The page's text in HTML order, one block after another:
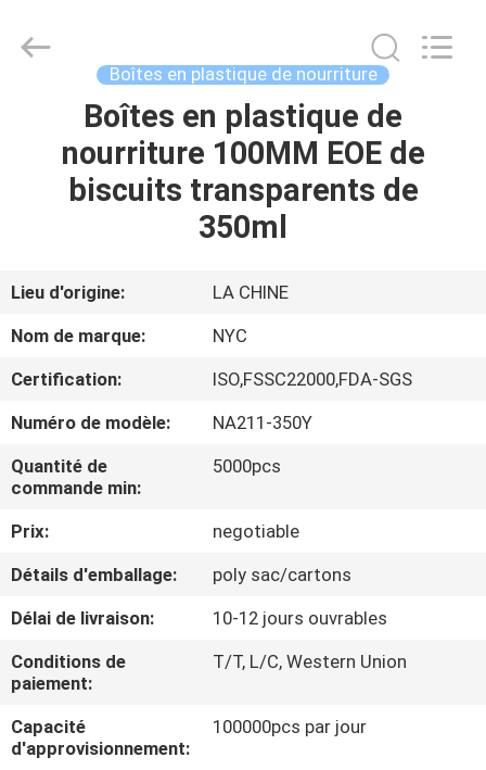
MAISON
PRODUITS
SUJET
DE
NOUS
VISITE
D'USINE
CONTRÔLE
DE
QUALITÉ
CONTACTEZ-
NOUS
Newyichen
Packaging
Boîtes en plastique de nourriture
Boîtes en plastique de
nourriture 100MM EOE de
biscuits transparents de
350ml
Lieu d'origine:
LA CHINE
Nom de marque:
NYC
Certification:
ISO,FSSC22000,FDA-SGS
Numéro de modèle:
NA211-350Y
Quantité de
commande min:
5000pcs
Prix:
negotiable
Détails d'emballage:
poly sac/cartons
Délai de livraison:
10-12 jours ouvrables
Conditions de
paiement:
T/T, L/C, Western Union
Capacité
d'approvisionnement:
100000pcs par jour